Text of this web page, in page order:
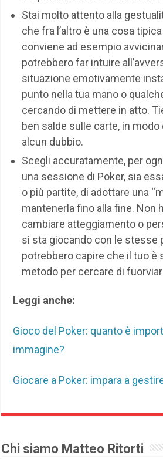
Stai molto attento alla
che fra l’altro è una cosa
conviene ad esempio
potrebbero far intuire
situazione emotivamente
punto nella tua mano o
cercando di mettere in atto.
ben salde sulle carte, in modo
alcun dubbio.
Scegli accuratamente, per
una sessione di Poker, sia
o più partite, di adottare una
mantenerla fino alla fine. Non
cambiare atteggiamento o
si sta giocando con le stesse
potrebbero capire che il tuo è
metodo per cercare di
Leggi anche:
Gioco del Poker: quanto è
immagine?
Giocare a Poker: impara a
Chi siamo Matteo Ritorti